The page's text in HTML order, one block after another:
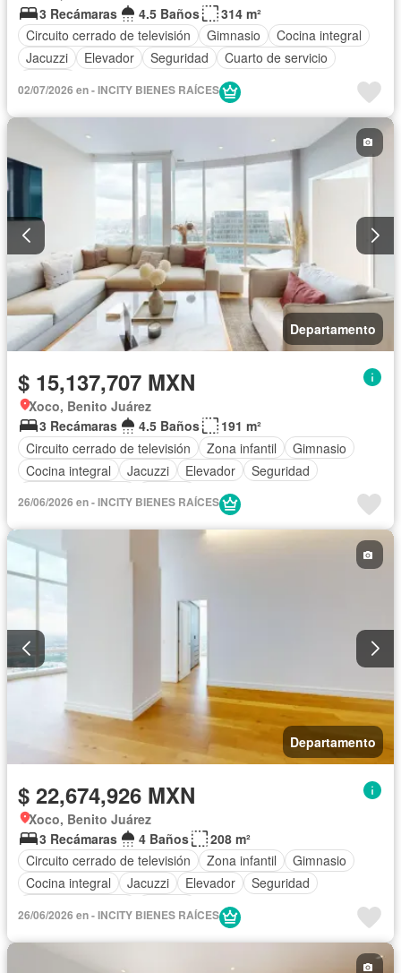
3 Recámaras
4.5 Baños
314 m²
Circuito cerrado de televisión
Gimnasio
Cocina integral
Jacuzzi
Elevador Seguridad
Cuarto de servicio
02/07/2026 en - INCITY BIENES RAÍCES
Departamento
$ 15,137,707 MXN
Xoco, Benito Juárez
3 Recámaras
4.5 Baños
191 m²
Circuito cerrado de televisión
Zona infantil
Gimnasio
Cocina integral
Jacuzzi Elevador
Seguridad
26/06/2026 en - INCITY BIENES RAÍCES
Departamento
$ 22,674,926 MXN
Xoco, Benito Juárez
3 Recámaras
4 Baños
208 m²
Circuito cerrado de televisión
Zona infantil
Gimnasio
Cocina integral
Jacuzzi Elevador
Seguridad
26/06/2026 en - INCITY BIENES RAÍCES